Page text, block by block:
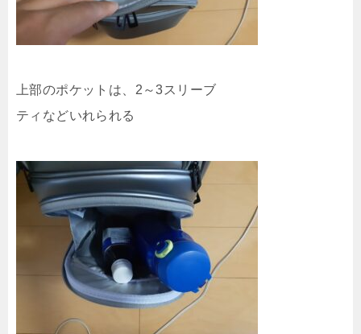
上部のポケットは、2～3スリーブ
ティなどいれられる